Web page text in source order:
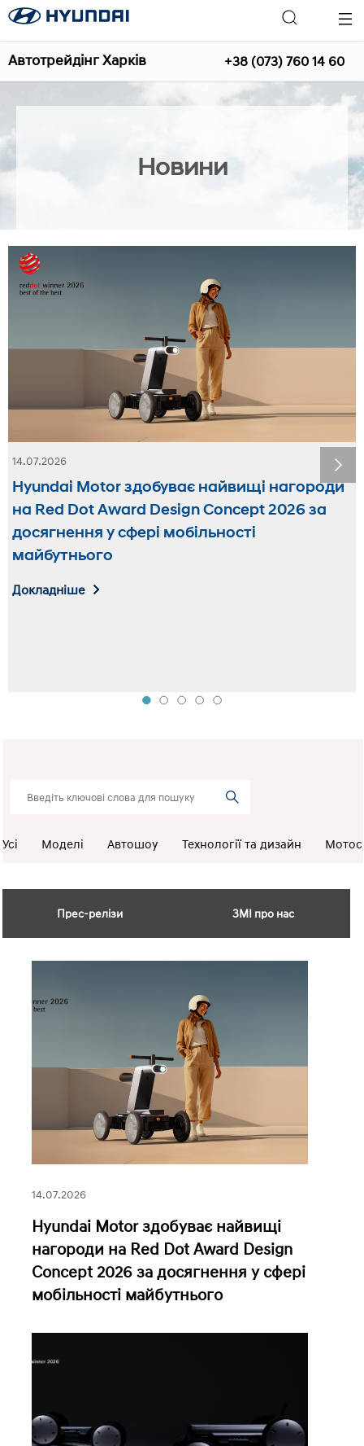
+38 (073) 760 14 60
Автотрейдінг Харків
Новини
14.07.2026
Hyundai Motor здобуває найвищі нагороди
на Red Dot Award Design Concept 2026 за
досягнення у сфері мобільності
майбутнього
Докладніше
20.05.2026
Мобільна роботизована платформа MobED
від Hyundai Motor Group отримала
перемогу Red Dot Design Award 2026
Докладніше
Усі Моделі Автошоу Технології та дизайн
Прес-релізи ЗМІ про нас
14.07.2026
Hyundai Motor здобуває найвищі
нагороди на Red Dot Award Design
Concept 2026 за досягнення у сфері
мобільності майбутнього